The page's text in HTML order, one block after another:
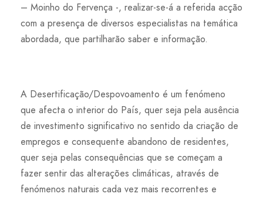
– Moinho do Fervença -, realizar-se-á a referida acção
com a presença de diversos especialistas na temática
abordada, que partilharão saber e informação.
A Desertificação/Despovoamento é um fenómeno
que afecta o interior do País, quer seja pela ausência
de investimento significativo no sentido da criação de
empregos e consequente abandono de residentes,
quer seja pelas consequências que se começam a
fazer sentir das alterações climáticas, através de
fenómenos naturais cada vez mais recorrentes e